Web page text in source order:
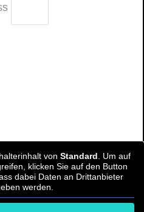
von Standard. Um auf
klicken Sie auf den Button
dabei Daten an Drittanbieter
werden.